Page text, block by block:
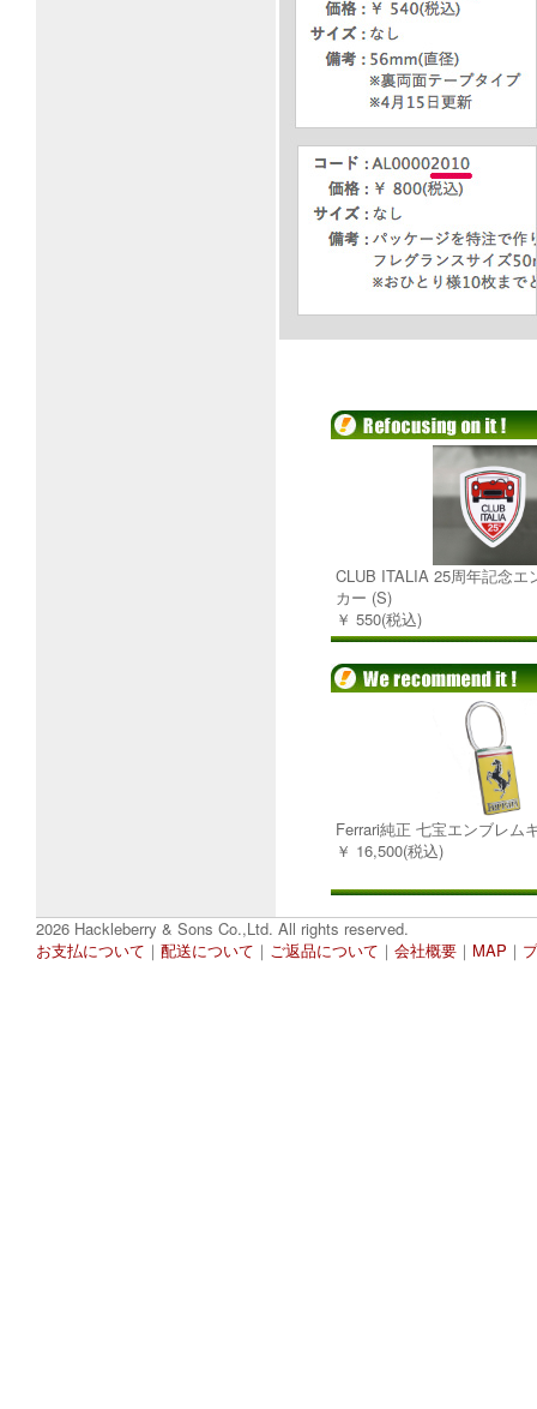
CLUB ITALIA 25周年記念エ
カー (S)
￥ 550(税込)
Ferrari純正 七宝エンブレム
￥ 16,500(税込)
2026 Hackleberry & Sons Co.,Ltd. All rights reserved.
お支払について ｜ 配送について ｜ ご返品について ｜ 会社概要 ｜ MAP ｜